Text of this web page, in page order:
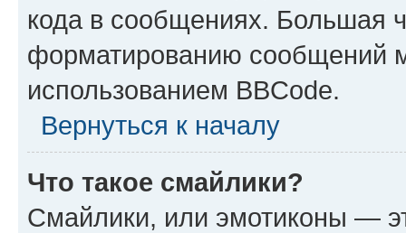
кода в сообщениях. Большая
форматированию сообщений
использованием BBCode.
Вернуться к началу
Что такое смайлики?
Смайлики, или эмотиконы —